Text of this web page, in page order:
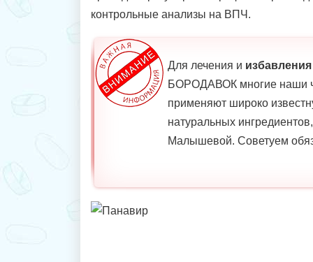
контрольные анализы на ВПЧ.
Для лечения и избавления
БОРОДАВОК многие наши
применяют широко
натуральных
Малышевой. Советуем